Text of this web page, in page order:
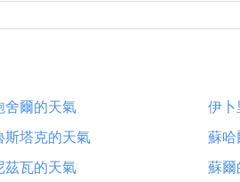
舍爾的天氣
伊卜
斯塔克的天氣
蘇哈
茲瓦的天氣
蘇爾